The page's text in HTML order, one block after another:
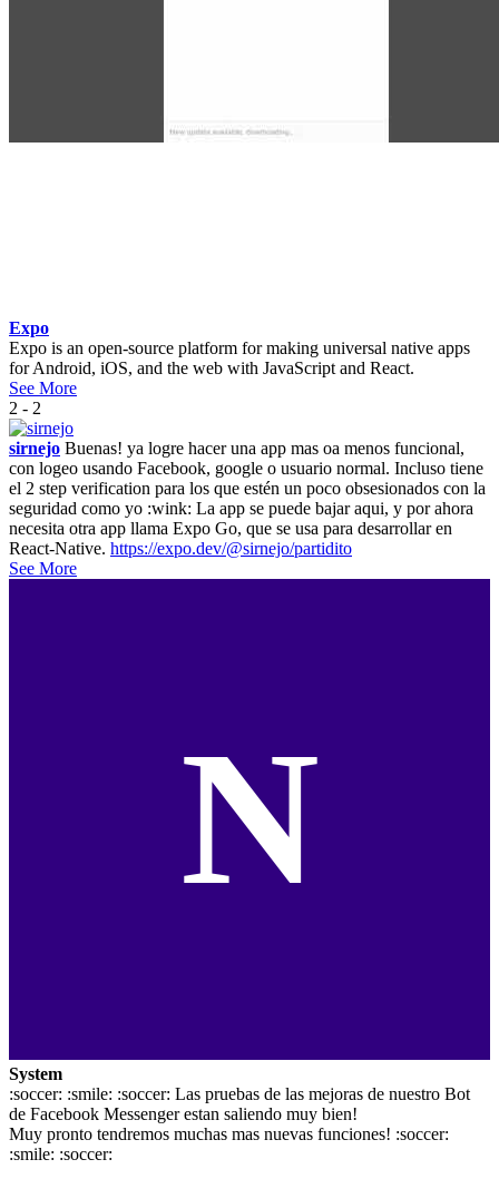
Expo
Expo is an open-source platform for making universal native apps
for Android, iOS, and the web with JavaScript and React.
See More
2 - 2
sirnejo Buenas! ya logre hacer una app mas oa menos funcional,
con logeo usando Facebook, google o usuario normal. Incluso tiene
el 2 step verification para los que estén un poco obsesionados con la
seguridad como yo :wink: La app se puede bajar aqui, y por ahora
necesita otra app llama Expo Go, que se usa para desarrollar en
React-Native. https://expo.dev/@sirnejo/partidito
See More
N
System
:soccer: :smile: :soccer: Las pruebas de las mejoras de nuestro Bot
de Facebook Messenger estan saliendo muy bien!
Muy pronto tendremos muchas mas nuevas funciones! :soccer:
:smile: :soccer: